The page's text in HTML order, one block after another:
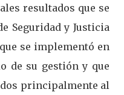
resultados que se
Seguridad y Justicia
se implementó en
de su gestión y que
principalmente al